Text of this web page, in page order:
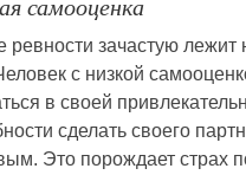
самооценка
ревности зачастую лежит
с низкой
в своей
сделать своего
Это порождает страх